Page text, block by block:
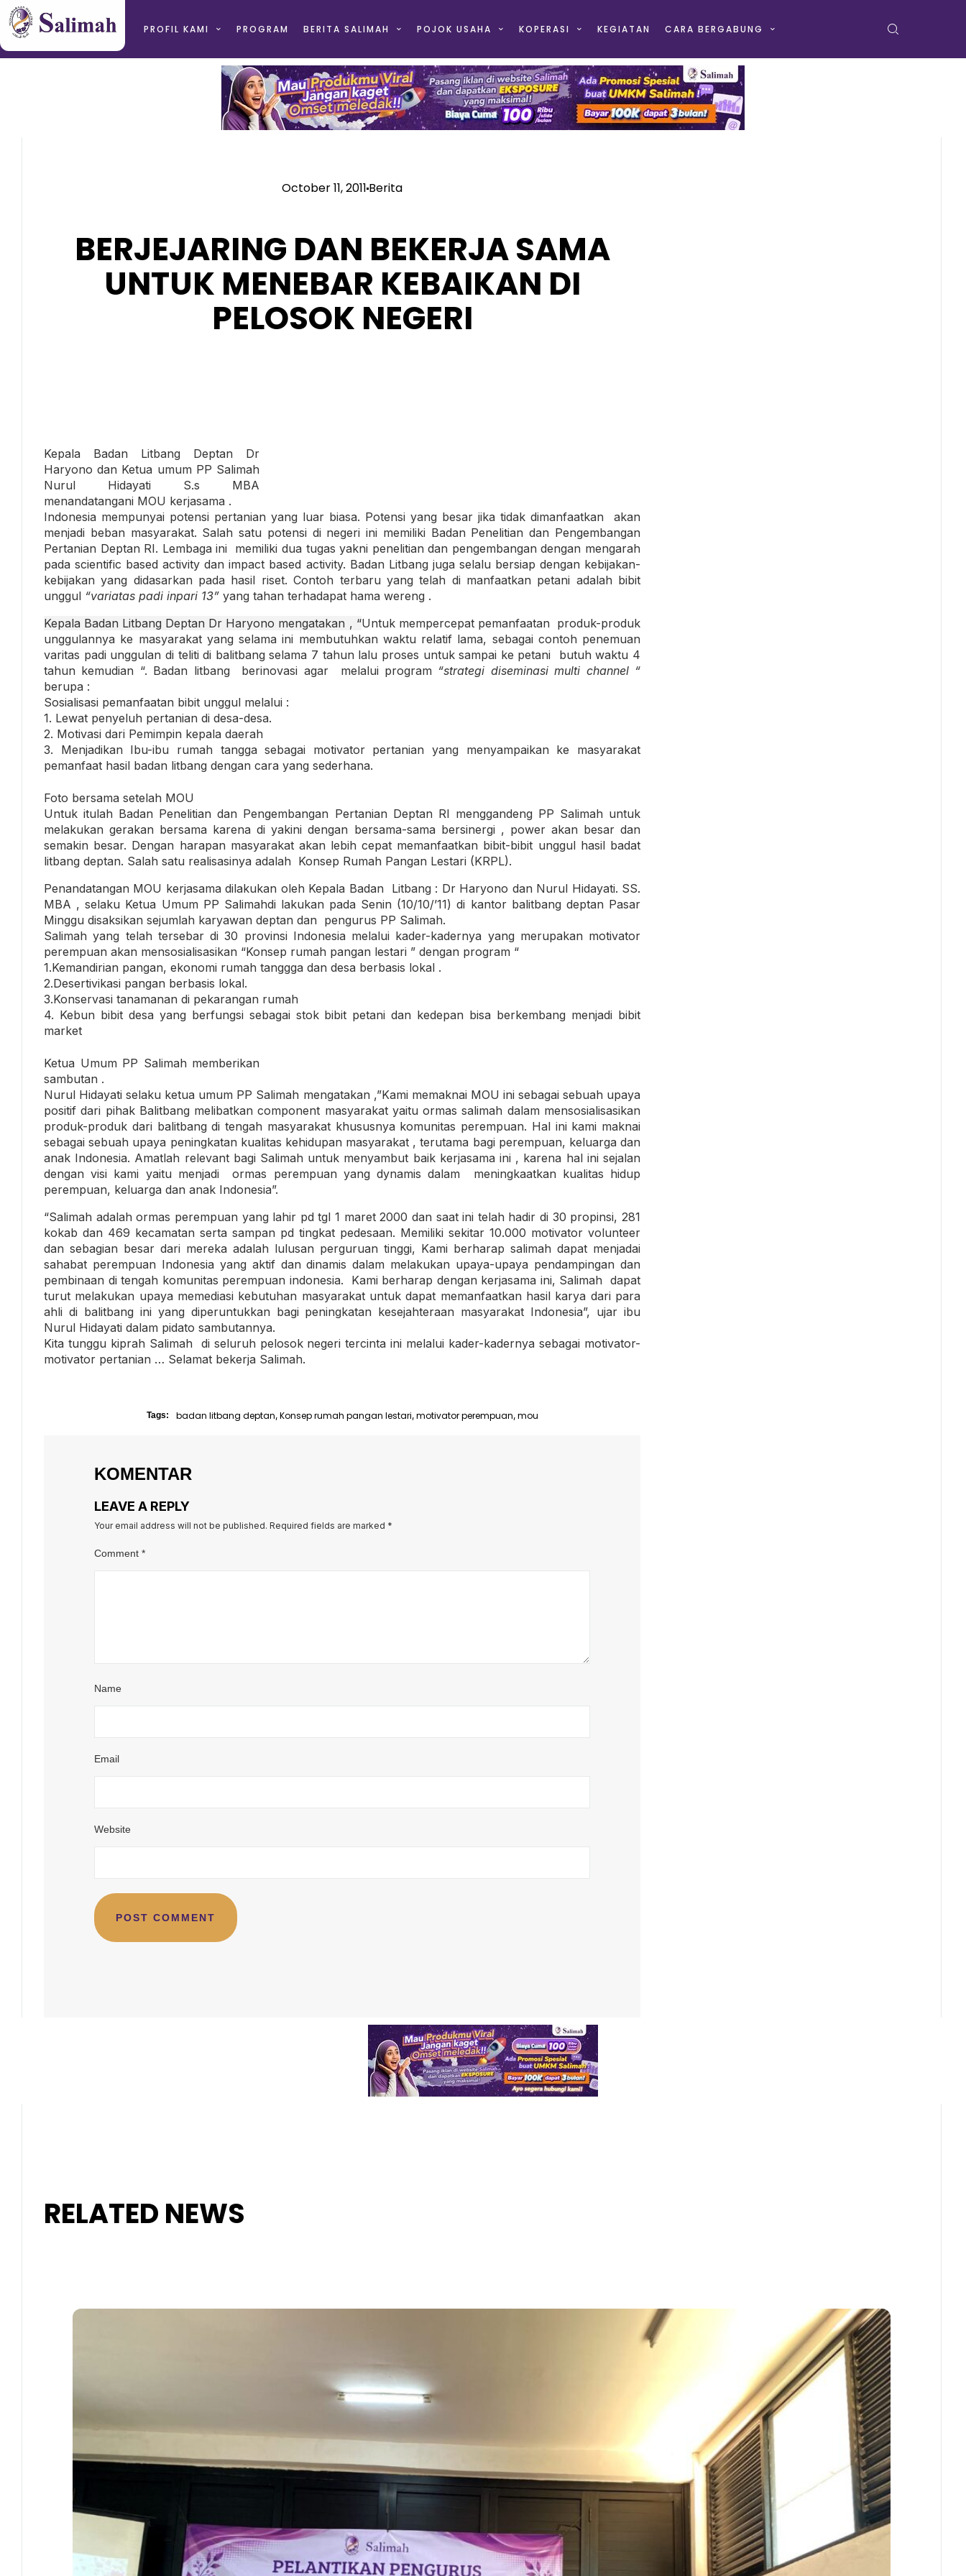
PROFIL KAMI PROGRAM BERITA SALIMAH POJOK USAHA KOPERASI KEGIATAN CARA BERGABUNG
October 11, 2011 Berita
BERJEJARING DAN BEKERJA SAMA
UNTUK MENEBAR KEBAIKAN DI
PELOSOK NEGERI
Kepala Badan Litbang Deptan Dr
Haryono dan Ketua umum PP Salimah
Nurul Hidayati S.s MBA
menandatangani MOU kerjasama .
Indonesia mempunyai potensi pertanian yang luar biasa. Potensi yang besar jika tidak dimanfaatkan akan
menjadi beban masyarakat. Salah satu potensi di negeri ini memiliki Badan Penelitian dan Pengembangan
Pertanian Deptan RI. Lembaga ini memiliki dua tugas yakni penelitian dan pengembangan dengan mengarah
pada scientific based activity dan impact based activity. Badan Litbang juga selalu bersiap dengan kebijakan-
kebijakan yang didasarkan pada hasil riset. Contoh terbaru yang telah di manfaatkan petani adalah bibit
unggul “variatas padi inpari 13” yang tahan terhadapat hama wereng .
Kepala Badan Litbang Deptan Dr Haryono mengatakan , “Untuk mempercepat pemanfaatan produk-produk
unggulannya ke masyarakat yang selama ini membutuhkan waktu relatif lama, sebagai contoh penemuan
varitas padi unggulan di teliti di balitbang selama 7 tahun lalu proses untuk sampai ke petani butuh waktu 4
tahun kemudian “. Badan litbang berinovasi agar melalui program “strategi diseminasi multi channel “
berupa :
Sosialisasi pemanfaatan bibit unggul melalui :
1. Lewat penyeluh pertanian di desa-desa.
2. Motivasi dari Pemimpin kepala daerah
3. Menjadikan Ibu-ibu rumah tangga sebagai motivator pertanian yang menyampaikan ke masyarakat
pemanfaat hasil badan litbang dengan cara yang sederhana.
Foto bersama setelah MOU
Untuk itulah Badan Penelitian dan Pengembangan Pertanian Deptan RI menggandeng PP Salimah untuk
melakukan gerakan bersama karena di yakini dengan bersama-sama bersinergi , power akan besar dan
semakin besar. Dengan harapan masyarakat akan lebih cepat memanfaatkan bibit-bibit unggul hasil badat
litbang deptan. Salah satu realisasinya adalah Konsep Rumah Pangan Lestari (KRPL).
Penandatangan MOU kerjasama dilakukan oleh Kepala Badan Litbang : Dr Haryono dan Nurul Hidayati. SS.
MBA , selaku Ketua Umum PP Salimahdi lakukan pada Senin (10/10/’11) di kantor balitbang deptan Pasar
Minggu disaksikan sejumlah karyawan deptan dan pengurus PP Salimah.
Salimah yang telah tersebar di 30 provinsi Indonesia melalui kader-kadernya yang merupakan motivator
perempuan akan mensosialisasikan “Konsep rumah pangan lestari ” dengan program “
1.Kemandirian pangan, ekonomi rumah tanggga dan desa berbasis lokal .
2.Desertivikasi pangan berbasis lokal.
3.Konservasi tanamanan di pekarangan rumah
4. Kebun bibit desa yang berfungsi sebagai stok bibit petani dan kedepan bisa berkembang menjadi bibit
market
Ketua Umum PP Salimah memberikan
sambutan .
Nurul Hidayati selaku ketua umum PP Salimah mengatakan ,”Kami memaknai MOU ini sebagai sebuah upaya
positif dari pihak Balitbang melibatkan component masyarakat yaitu ormas salimah dalam mensosialisasikan
produk-produk dari balitbang di tengah masyarakat khususnya komunitas perempuan. Hal ini kami maknai
sebagai sebuah upaya peningkatan kualitas kehidupan masyarakat , terutama bagi perempuan, keluarga dan
anak Indonesia. Amatlah relevant bagi Salimah untuk menyambut baik kerjasama ini , karena hal ini sejalan
dengan visi kami yaitu menjadi ormas perempuan yang dynamis dalam meningkaatkan kualitas hidup
perempuan, keluarga dan anak Indonesia”.
“Salimah adalah ormas perempuan yang lahir pd tgl 1 maret 2000 dan saat ini telah hadir di 30 propinsi, 281
kokab dan 469 kecamatan serta sampan pd tingkat pedesaan. Memiliki sekitar 10.000 motivator volunteer
dan sebagian besar dari mereka adalah lulusan perguruan tinggi, Kami berharap salimah dapat menjadai
sahabat perempuan Indonesia yang aktif dan dinamis dalam melakukan upaya-upaya pendampingan dan
pembinaan di tengah komunitas perempuan indonesia. Kami berharap dengan kerjasama ini, Salimah dapat
turut melakukan upaya memediasi kebutuhan masyarakat untuk dapat memanfaatkan hasil karya dari para
ahli di balitbang ini yang diperuntukkan bagi peningkatan kesejahteraan masyarakat Indonesia”, ujar ibu
Nurul Hidayati dalam pidato sambutannya.
Kita tunggu kiprah Salimah di seluruh pelosok negeri tercinta ini melalui kader-kadernya sebagai motivator-
motivator pertanian … Selamat bekerja Salimah.
Tags: badan litbang deptan, Konsep rumah pangan lestari, motivator perempuan, mou
KOMENTAR
LEAVE A REPLY
Your email address will not be published. Required fields are marked *
Comment *
Name
Email
Website
RELATED NEWS